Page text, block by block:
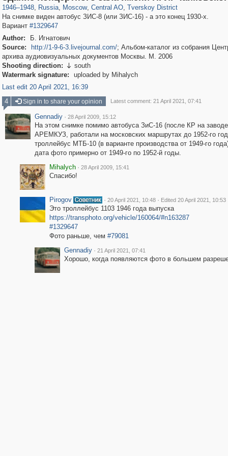
1946–1948, Russia, Moscow, Central AO, Tverskoy District
На снимке виден автобус ЗИС-8 (или ЗИС-16) - а это конец 1930-х.
Вариант #1329647
Author:
Б. Игнатович
Source:
http://1-9-6-3.livejournal.com/; Альбом-каталог из собрания
архива аудиовизуальных документов Москвы. М. 2006
Shooting direction:  south
Watermark signature:
uploaded by Mihalych
Last edit 20 April 2021, 16:39
4
Sign in to share your opinion Latest comment: 21 April 2021, 07:41
Gennadiy · 28 April 2009, 15:12
На этом снимке помимо автобуса ЗиС-16 (после КР на заводе
АРЕМКУЗ, работали на московских маршрутах до 1952-го
троллейбус МТБ-10 (в варианте производства от 1949-го
дата фото примерно от 1949-го по 1952-й годы.
Mihalych · 28 April 2009, 15:41
Спасибо!
Pirogov · 20 April 2021, 10:48 · Edited 20 April 2021, 10:53
Это троллейбус 1103 1946 года выпуска
https://transphoto.org/vehicle/160064/#n163287
#1329647
Фото раньше, чем #79081
Gennadiy · 21 April 2021, 07:41
Хорошо, когда появляются фото в большем